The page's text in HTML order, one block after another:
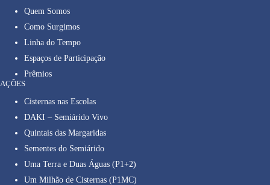
Quem Somos
Como Surgimos
Linha do Tempo
Espaços de Participação
Prêmios
AÇÕES
Cisternas nas Escolas
DAKI – Semiárido Vivo
Quintais das Margaridas
Sementes do Semiárido
Uma Terra e Duas Águas (P1+2)
Um Milhão de Cisternas (P1MC)